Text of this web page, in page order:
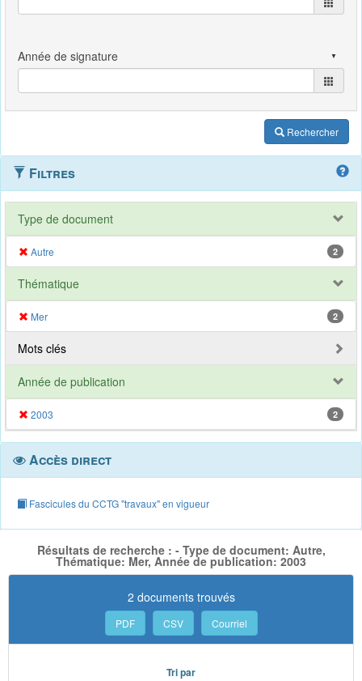
Rechercher
Filtres
Type de document
Autre 2
Thématique
Mer 2
Mots clés
Année de publication
2003 2
Accès direct
Fascicules du CCTG "travaux" en vigueur
Résultats de recherche : - Type de document: Autre,
Thématique: Mer, Année de publication: 2003
2 documents trouvés
PDF CSV Courriel
Tri par